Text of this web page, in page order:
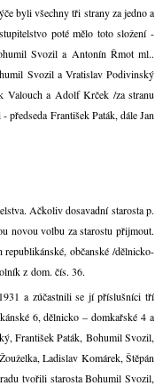
byli všechny tři strany za jedno a
poté mělo toto složení -
Svozil a Antonín Řmot ml..
Svozil a Vratislav Podivinský
Valouch a Adolf Krček /za stranu
František Paták, dále Jan
Ačkoliv dosavadní starosta p.
novou volbu za starostu přijmout.
občanské /dělnicko-
z dom. čís. 36.
a zúčastnili se jí příslušníci tří
6, dělnicko – domkařské 4 a
František Paták, Bohumil Svozil,
Ladislav Komárek, Štěpán
tvořili starosta Bohumil Svozil,